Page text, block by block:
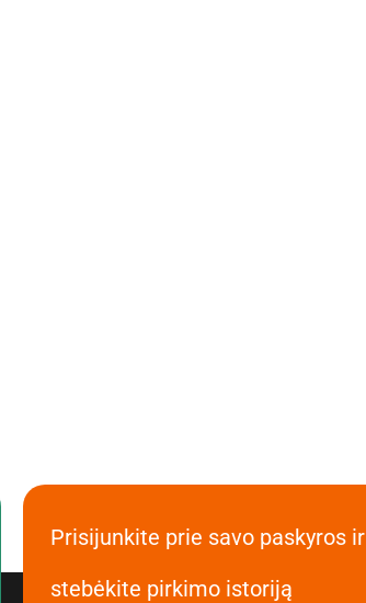
Prisijunkite prie savo paskyros ir
stebėkite pirkimo istoriją